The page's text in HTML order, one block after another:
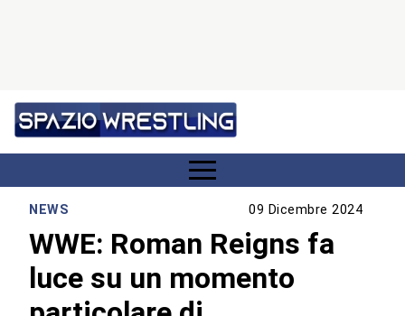
NEWS 09 Dicembre 2024
WWE: Roman Reigns fa
luce su un momento